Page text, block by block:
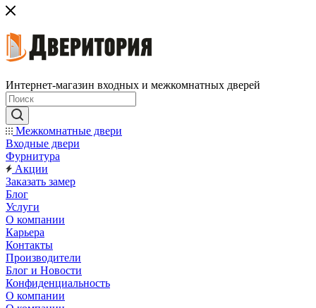
Интернет-магазин входных и межкомнатных дверей
Межкомнатные двери
Входные двери
Фурнитура
Акции
Заказать замер
Блог
Услуги
О компании
Карьера
Контакты
Производители
Блог и Новости
Конфиденциальность
О компании